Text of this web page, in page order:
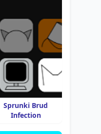
Sprunki Brud
Infection